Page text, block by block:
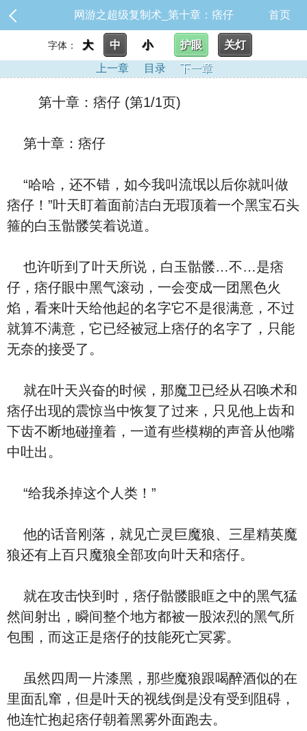
网游之超级复制术_第十章：痞仔 首页
字体： 大 中 小 护眼
关灯
上一章
目录 下一章
第十章：痞仔 (第1/1页)
第十章：痞仔
“哈哈，还不错，如今我叫流氓以后你就叫做
痞仔！”叶天盯着面前洁白无瑕顶着一个黑宝石头
箍的白玉骷髅笑着说道。
也许听到了叶天所说，白玉骷髅…不…是痞
仔，痞仔眼中黑气滚动，一会变成一团黑色火
焰，看来叶天给他起的名字它不是很满意，不过
就算不满意，它已经被冠上痞仔的名字了，只能
无奈的接受了。
就在叶天兴奋的时候，那魔卫已经从召唤术和
痞仔出现的震惊当中恢复了过来，只见他上齿和
下齿不断地碰撞着，一道有些模糊的声音从他嘴
中吐出。
“给我杀掉这个人类！”
他的话音刚落，就见亡灵巨魔狼、三星精英魔
狼还有上百只魔狼全部攻向叶天和痞仔。
就在攻击快到时，痞仔骷髅眼眶之中的黑气猛
然间射出，瞬间整个地方都被一股浓烈的黑气所
包围，而这正是痞仔的技能死亡冥雾。
虽然四周一片漆黑，那些魔狼跟喝醉酒似的在
里面乱窜，但是叶天的视线倒是没有受到阻碍，
他连忙抱起痞仔朝着黑雾外面跑去。